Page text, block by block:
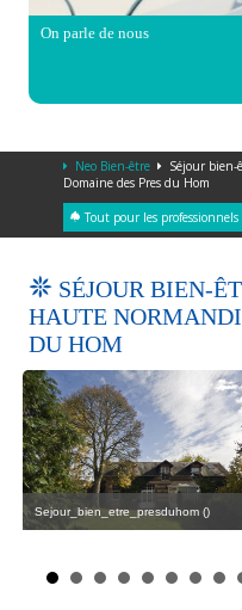
On parle de nous
Neo Bien-être
Séjour bien-
Domaine des Pres du Hom
Tout pour les professionnels
SÉJOUR BIEN-
HAUTE
DU HOM
Sejour_bien_etre_presduhom ()